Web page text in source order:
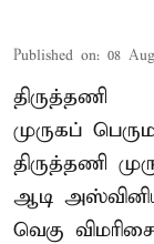
Published on: 08
திருத்தணி
முருகப்
திருத்தணி
ஆடி
வெகு